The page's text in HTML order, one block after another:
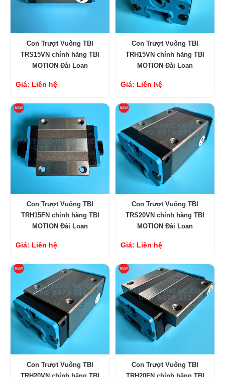
Con Trượt Vuông TBI
TRS15VN chính hãng TBI
MOTION Đài Loan
Giá: Liên hệ
Con Trượt Vuông TBI
TRH15VN chính hãng TBI
MOTION Đài Loan
Giá: Liên hệ
Con Trượt Vuông TBI
TRH15FN chính hãng TBI
MOTION Đài Loan
Giá: Liên hệ
Con Trượt Vuông TBI
TRS20VN chính hãng TBI
MOTION Đài Loan
Giá: Liên hệ
Con Trượt Vuông TBI
Con Trượt Vuông TBI